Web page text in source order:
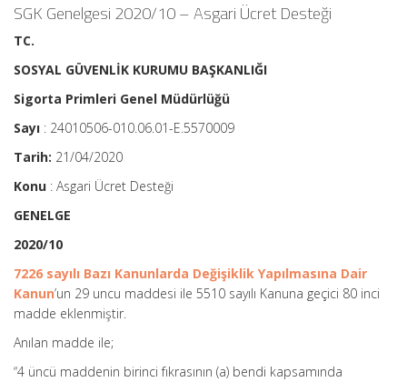
SGK Genelgesi 2020/10 – Asgari Ücret Desteği
TC.
SOSYAL GÜVENLİK KURUMU BAŞKANLIĞI
Sigorta Primleri Genel Müdürlüğü
Sayı : 24010506-010.06.01-E.5570009
Tarih: 21/04/2020
Konu : Asgari Ücret Desteği
GENELGE
2020/10
7226 sayılı Bazı Kanunlarda Değişiklik Yapılmasına Dair
Kanun’un 29 uncu maddesi ile 5510 sayılı Kanuna geçici 80 inci
madde eklenmiştir.
Anılan madde ile;
“4 üncü maddenin birinci fıkrasının (a) bendi kapsamında